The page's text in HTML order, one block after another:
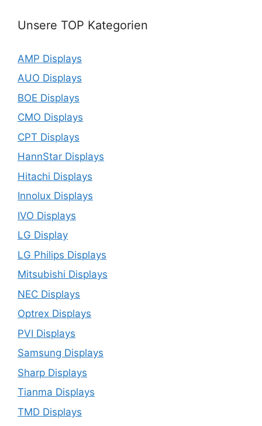
Unsere TOP Kategorien
AMP Displays
AUO Displays
BOE Displays
CMO Displays
CPT Displays
HannStar Displays
Hitachi Displays
Innolux Displays
IVO Displays
LG Display
LG Philips Displays
Mitsubishi Displays
NEC Displays
Optrex Displays
PVI Displays
Samsung Displays
Sharp Displays
Tianma Displays
TMD Displays